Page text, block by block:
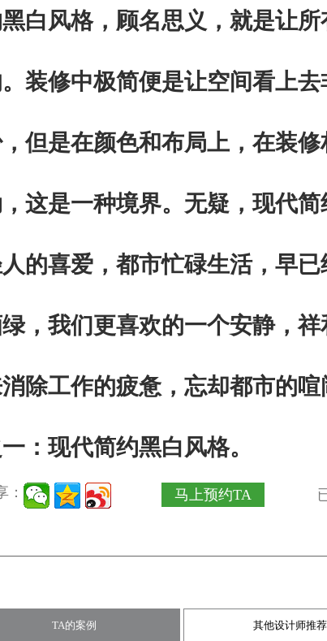
白风格，顾名思义，就是让
装修中极简便是让空间看上
但是在颜色和布局上，在装
这是一种境界。 无疑，现代
的喜爱，都市忙碌生活，早
，我们更喜欢的一个安静，
除工作的疲惫，忘却都市的
：现代简约黑白风格。
： 马上预约TA
TA的案例 其他设计师推荐